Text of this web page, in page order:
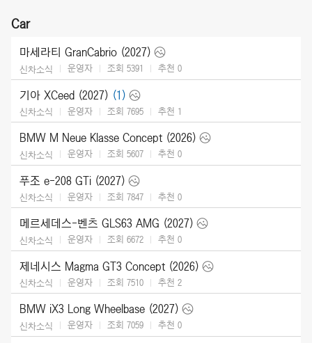
Car
마세라티 GranCabrio (2027)
신차소식 운영자 조회 5391 추천 0
기아 XCeed (2027) (1)
신차소식 운영자 조회 7695 추천 1
BMW M Neue Klasse Concept (2026)
신차소식 운영자 조회 5607 추천 0
푸조 e-208 GTi (2027)
신차소식 운영자 조회 7847 추천 0
메르세데스-벤츠 GLS63 AMG (2027)
신차소식 운영자 조회 6672 추천 0
제네시스 Magma GT3 Concept (2026)
신차소식 운영자 조회 7510 추천 2
BMW iX3 Long Wheelbase (2027)
신차소식 운영자 조회 7059 추천 0